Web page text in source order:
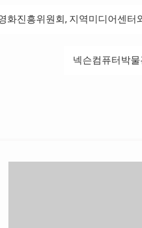
화진흥위원회, 지역미디어센터
넥슨컴퓨터박